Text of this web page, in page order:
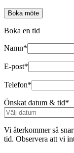
Boka möte
Boka en tid
Namn*
E-post*
Telefon*
Önskat datum & tid*
Vi återkommer så
tid. Observera att vi